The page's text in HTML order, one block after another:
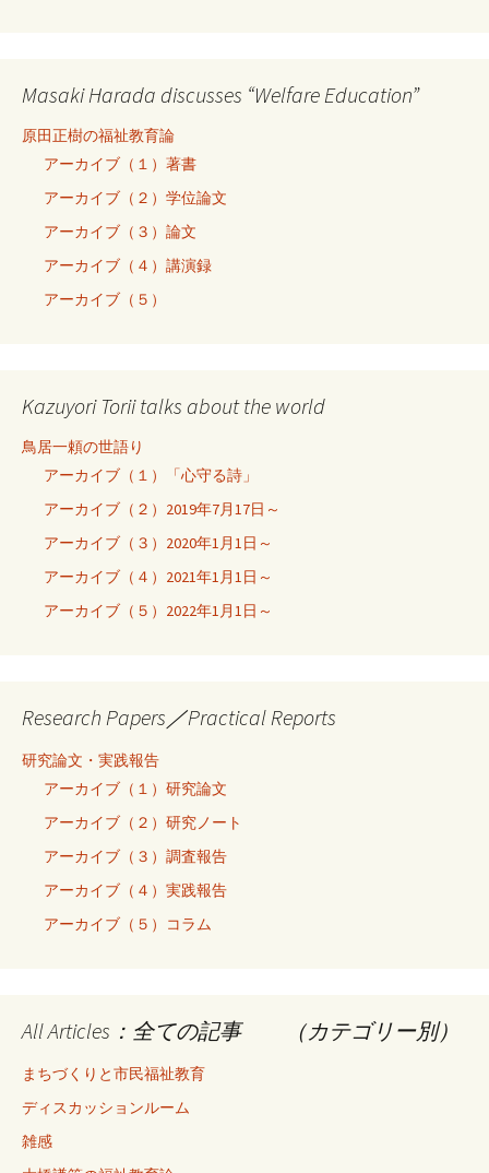
Masaki Harada discusses “Welfare Education”
原田正樹の福祉教育論
アーカイブ（１）著書
アーカイブ（２）学位論文
アーカイブ（３）論文
アーカイブ（４）講演録
アーカイブ（５）
Kazuyori Torii talks about the world
鳥居一頼の世語り
アーカイブ（１）「心守る詩」
アーカイブ（２）2019年7月17日～
アーカイブ（３）2020年1月1日～
アーカイブ（４）2021年1月1日～
アーカイブ（５）2022年1月1日～
Research Papers／Practical Reports
研究論文・実践報告
アーカイブ（１）研究論文
アーカイブ（２）研究ノート
アーカイブ（３）調査報告
アーカイブ（４）実践報告
アーカイブ（５）コラム
All Articles：全ての記事 （カテゴリー別）
まちづくりと市民福祉教育
ディスカッションルーム
雑感